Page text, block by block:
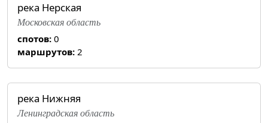
река Нерская
Московская область
спотов: 0
маршрутов: 2
река Нижняя
Ленинградская область